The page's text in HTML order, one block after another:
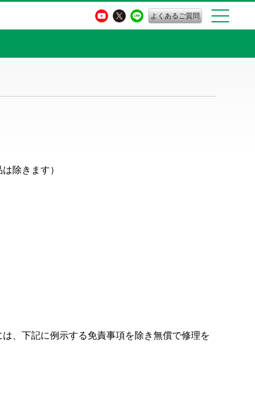
よくあるご質問
除きます）
、下記に例示する免責事項を除き無償で修理を